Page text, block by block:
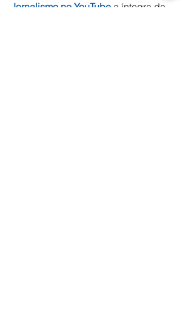
Jornalismo no YouTube a íntegra da